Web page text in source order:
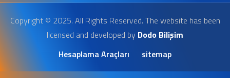
Copyright © 2025. All Rights Reserved. The website has been
licensed and developed by Dodo Bilişim
Hesaplama Araçları
sitemap